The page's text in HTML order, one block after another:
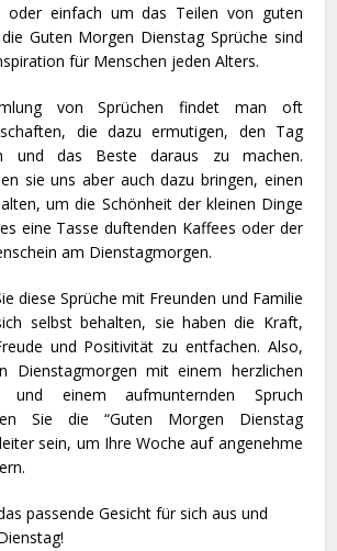
oder einfach um das Teilen von guten
Guten Morgen Dienstag Sprüche sind
für Menschen jeden Alters.
von Sprüchen findet man oft
die dazu ermutigen, den Tag
und das Beste daraus zu machen.
sie uns aber auch dazu bringen, einen
um die Schönheit der kleinen Dinge
eine Tasse duftenden Kaffees oder der
am Dienstagmorgen.
diese Sprüche mit Freunden und Familie
selbst behalten, sie haben die Kraft,
und Positivität zu entfachen. Also,
Dienstagmorgen mit einem herzlichen
und einem aufmunternden Spruch
Sie die “Guten Morgen Dienstag
sein, um Ihre Woche auf angenehme
passende Gesicht für sich aus und